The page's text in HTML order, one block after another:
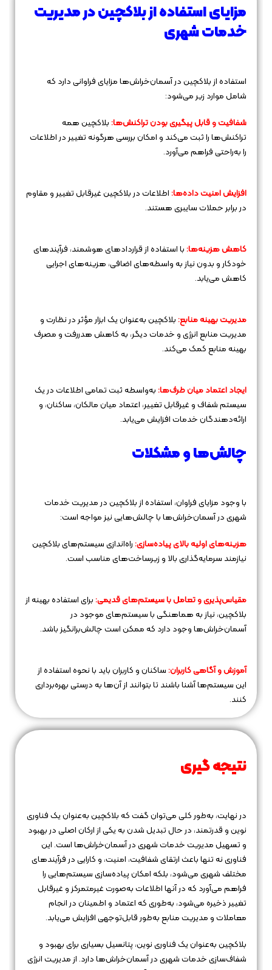
مزایای استفاده از بلاکچین در مدیریت
خدمات شهری
استفاده از بلاکچین در آسمان‌خراش‌ها مزایای فراوانی دارد که
شامل موارد زیر می‌شود:
شفافیت و قابل پیگیری بودن تراکنش‌ها:بلاکچین همه
تراکنش‌ها را ثبت می‌کند و امکان بررسی هرگونه تغییر در اطلاعات
را به‌راحتی فراهم می‌آورد.
افزایش امنیت داده‌ها:اطلاعات در بلاکچین غیرقابل تغییر و مقاوم
در برابر حملات سایبری هستند.
کاهش هزینه‌ها:با استفاده از قراردادهای هوشمند، فرآیندهای
خودکار و بدون نیاز به واسطه‌های اضافی، هزینه‌های اجرایی
کاهش می‌یابد.
مدیریت بهینه منابع:بلاکچین به‌عنوان یک ابزار مؤثر در نظارت و
مدیریت منابع انرژی و خدمات دیگر، به کاهش هدررفت و مصرف
بهینه منابع کمک می‌کند.
ایجاد اعتماد میان طرف‌ها:به‌واسطه ثبت تمامی اطلاعات در یک
سیستم شفاف و غیرقابل تغییر، اعتماد میان مالکان، ساکنان، و
ارائه‌دهندگان خدمات افزایش می‌یابد.
چالش‌ها و مشکلات
با وجود مزایای فراوان، استفاده از بلاکچین در مدیریت خدمات
شهری در آسمان‌خراش‌ها با چالش‌هایی نیز مواجه است:
هزینه‌های اولیه بالای پیاده‌سازی:راه‌اندازی سیستم‌های بلاکچین
نیازمند سرمایه‌گذاری بالا و زیرساخت‌های مناسب است.
مقیاس‌پذیری و تعامل با سیستم‌های قدیمی:برای استفاده بهینه از
بلاکچین، نیاز به هماهنگی با سیستم‌های موجود در
آسمان‌خراش‌ها وجود دارد که ممکن است چالش‌برانگیز باشد.
آموزش و آگاهی کاربران:ساکنان و کاربران باید با نحوه استفاده از
این سیستم‌ها آشنا باشند تا بتوانند از آن‌ها به درستی بهره‌برداری
کنند.
نتیجه‌ گیری
در نهایت، به‌طور کلی می‌توان گفت که بلاکچین به‌عنوان یک فناوری
نوین و قدرتمند، در حال تبدیل شدن به یکی از ارکان اصلی در بهبود
و تسهیل مدیریت خدمات شهری در آسمان‌خراش‌ها است. این
فناوری نه تنها باعث ارتقای شفافیت، امنیت، و کارایی در فرآیندهای
مختلف شهری می‌شود، بلکه امکان پیاده‌سازی سیستم‌هایی را
فراهم می‌آورد که در آنها اطلاعات به‌صورت غیرمتمرکز و غیرقابل
تغییر ذخیره می‌شود، به‌طوری که اعتماد و اطمینان در انجام
معاملات و مدیریت منابع به‌طور قابل‌توجهی افزایش می‌یابد.
بلاکچین به‌عنوان یک فناوری نوین، پتانسیل بسیاری برای بهبود و
شفاف‌سازی خدمات شهری در آسمان‌خراش‌ها دارد. از مدیریت انرژی